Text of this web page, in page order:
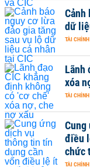
Cảnh
dữ
TÀI CHÍNH
Lãnh
xóa
TÀI CHÍNH
Cung
điều
chức
TÀI CHÍNH